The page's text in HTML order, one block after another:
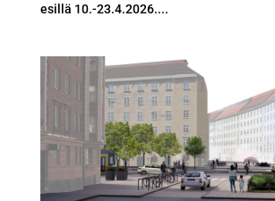
esillä 10.-23.4.2026....